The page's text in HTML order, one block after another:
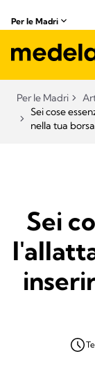
Per le Madri
Per le Madri
Sei cose
nella tua
Sei